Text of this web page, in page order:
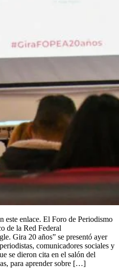
este enlace. El Foro de Periodismo
de la Red Federal
Gira 20 años” se presentó ayer
comunicadores sociales y
se dieron cita en el salón del
para aprender sobre […]